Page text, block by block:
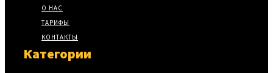
О НАС
ТАРИФЫ
КОНТАКТЫ
Категории